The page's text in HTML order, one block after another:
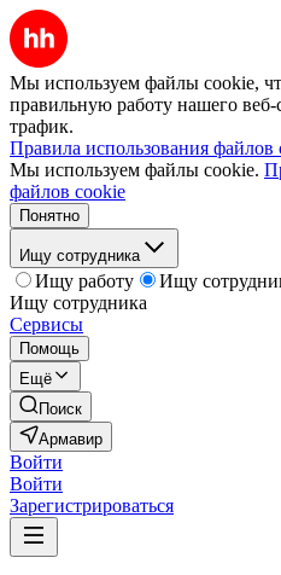
Мы используем файлы cookie,
правильную работу нашего веб-
трафик.
Правила использования файлов
Мы используем файлы cookie.
файлов cookie
Понятно
Ищу сотрудника
Ищу работу
Ищу
Ищу сотрудника
Сервисы
Помощь
Ещё
Поиск
Армавир
Войти
Войти
Зарегистрироваться